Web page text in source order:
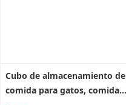
Cubo de almacenamiento de
comida para gatos, comida